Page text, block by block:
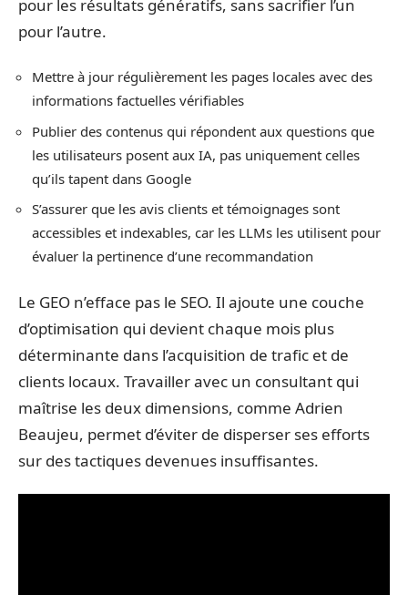
pour les résultats génératifs, sans sacrifier l’un
pour l’autre.
Mettre à jour régulièrement les pages locales avec des
informations factuelles vérifiables
Publier des contenus qui répondent aux questions que
les utilisateurs posent aux IA, pas uniquement celles
qu’ils tapent dans Google
S’assurer que les avis clients et témoignages sont
accessibles et indexables, car les LLMs les utilisent pour
évaluer la pertinence d’une recommandation
Le GEO n’efface pas le SEO. Il ajoute une couche
d’optimisation qui devient chaque mois plus
déterminante dans l’acquisition de trafic et de
clients locaux. Travailler avec un consultant qui
maîtrise les deux dimensions, comme Adrien
Beaujeu, permet d’éviter de disperser ses efforts
sur des tactiques devenues insuffisantes.